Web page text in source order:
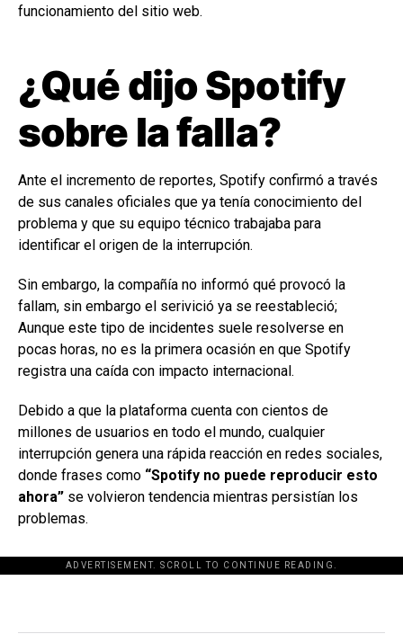
funcionamiento del sitio web.
¿Qué dijo Spotify
sobre la falla?
Ante el incremento de reportes, Spotify confirmó a través
de sus canales oficiales que ya tenía conocimiento del
problema y que su equipo técnico trabajaba para
identificar el origen de la interrupción.
Sin embargo, la compañía no informó qué provocó la
fallam, sin embargo el serivició ya se reestableció;
Aunque este tipo de incidentes suele resolverse en
pocas horas, no es la primera ocasión en que Spotify
registra una caída con impacto internacional.
Debido a que la plataforma cuenta con cientos de
millones de usuarios en todo el mundo, cualquier
interrupción genera una rápida reacción en redes sociales,
donde frases como “Spotify no puede reproducir esto
ahora” se volvieron tendencia mientras persistían los
problemas.
ADVERTISEMENT. SCROLL TO CONTINUE READING.
[adsforwp id="243463"]